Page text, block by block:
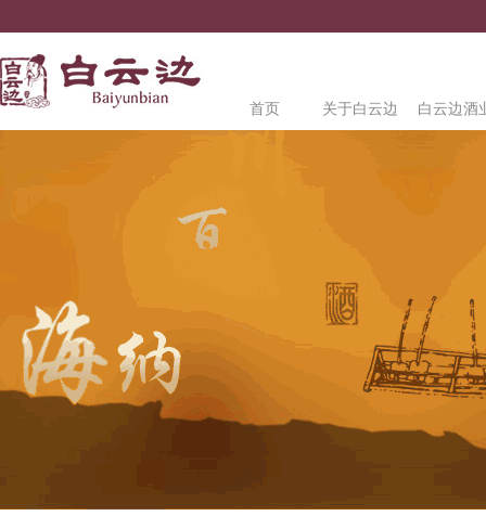
首页 关于白云边 白云边酒